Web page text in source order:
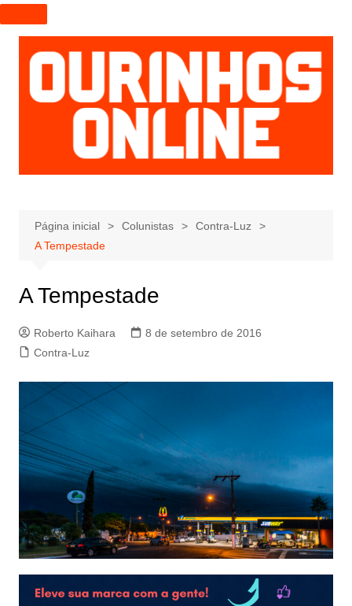
I
r
p
a
r
a
e
ú
Página inicial Colunistas
Contra-Luz
A Tempestade
A Tempestade
Roberto Kaihara
8 de setembro de 2016
Contra-Luz